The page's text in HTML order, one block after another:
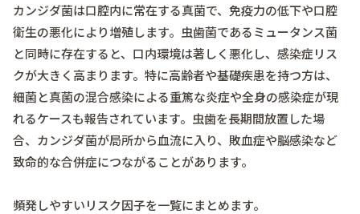
カンジダ菌は口腔内に常在する真菌で、免疫力の低下や口腔
衛生の悪化により増殖します。虫歯菌であるミュータンス菌
と同時に存在すると、口内環境は著しく悪化し、感染症リス
クが大きく高まります。特に高齢者や基礎疾患を持つ方は、
細菌と真菌の混合感染による重篤な炎症や全身の感染症が現
れるケースも報告されています。虫歯を長期間放置した場
合、カンジダ菌が局所から血流に入り、敗血症や脳感染など
致命的な合併症につながることがあります。
頻発しやすいリスク因子を一覧にまとめます。